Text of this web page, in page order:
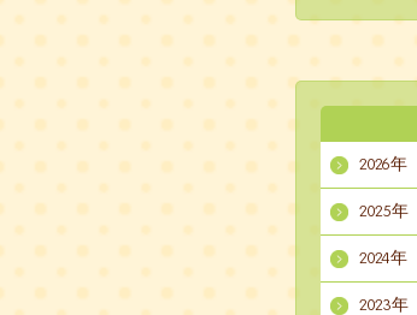
2026年
2025年
2024年
2023年